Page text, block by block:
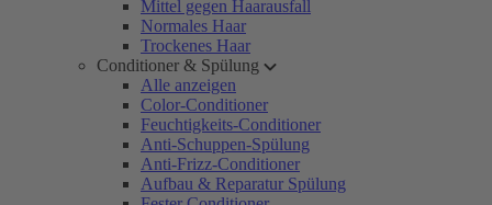
Mittel gegen Haarausfall
Normales Haar
Trockenes Haar
Conditioner & Spülung
Alle anzeigen
Color-Conditioner
Feuchtigkeits-Conditioner
Anti-Schuppen-Spülung
Anti-Frizz-Conditioner
Aufbau & Reparatur Spülung